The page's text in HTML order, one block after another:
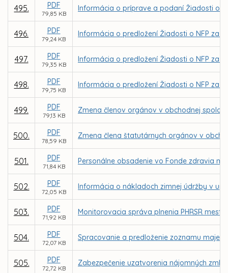
495. PDF
79,85 KB
Informácia o príprave a podaní Žiadosti o
496. PDF
79,24 KB
Informácia o predložení Žiadosti o NFP za
497. PDF
79,35 KB
Informácia o predložení Žiadosti o NFP za
498. PDF
79,75 KB
Informácia o predložení Žiadosti o NFP za
499. PDF
79,13 KB
Zmena členov orgánov v obchodnej
500. PDF
78,59 KB
Zmena člena štatutárnych orgánov v
501. PDF
71,84 KB
Personálne obsadenie vo Fonde zdravia
502. PDF
72,05 KB
Informácia o nákladoch zimnej údržby v
503. PDF
71,92 KB
Monitorovacia správa plnenia PHRSR
504. PDF
72,07 KB
Spracovanie a predloženie zoznamu
505. PDF
72,72 KB
Zabezpečenie uzatvorenia nájomných